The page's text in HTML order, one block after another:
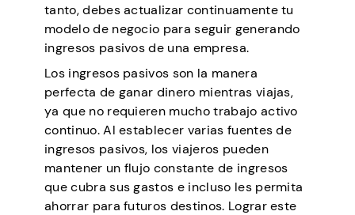
tanto, debes actualizar continuamente tu
modelo de negocio para seguir generando
ingresos pasivos de una empresa.
Los ingresos pasivos son la manera
perfecta de ganar dinero mientras viajas,
ya que no requieren mucho trabajo activo
continuo. Al establecer varias fuentes de
ingresos pasivos, los viajeros pueden
mantener un flujo constante de ingresos
que cubra sus gastos e incluso les permita
ahorrar para futuros destinos. Lograr este